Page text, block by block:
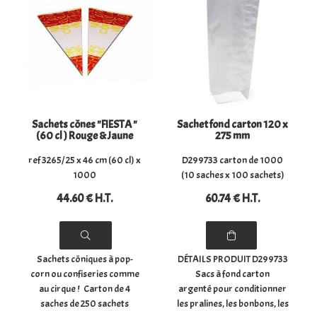
Sachets cônes "FIESTA "
(60 cl ) Rouge & Jaune
ref 3265/ 25 x 46 cm (60 cl) x
1000
44.60€H.T.
Sachets côniques à pop-
corn ou confiseries comme
au cirque ! Carton de 4
saches de 250 sachets
Sachet fond carton 120 x
275 mm
D299733 carton de 1000
(10 saches x 100 sachets)
60.74€H.T.
DÉTAILS PRODUIT D299733
Sacs à fond carton
argenté pour conditionner
les pralines, les bonbons, les